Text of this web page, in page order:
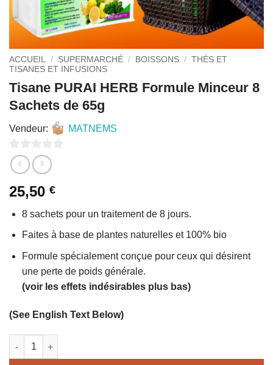
ACCUEIL / SUPERMARCHÉ / BOISSONS / THÉS ET
TISANES ET INFUSIONS
Tisane PURAI HERB Formule Minceur 8
Sachets de 65g
Vendeur: MATNEMS
0
sur
5
25,50 €
8 sachets pour un traitement de 8 jours.
Faites à base de plantes naturelles et 100% bio
Formule spécialement conçue pour ceux qui désirent
une perte de poids générale.
(voir les effets indésirables plus bas)
(See English Text Below)
quantité de Tisane PURAI HERB Formule Minceur 8 Sachets de